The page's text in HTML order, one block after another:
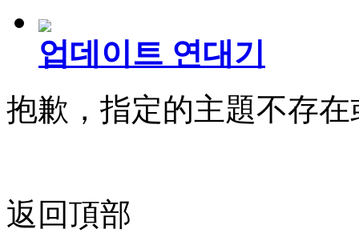
업데이트 연대기
抱歉，指定的主題不存
返回頂部